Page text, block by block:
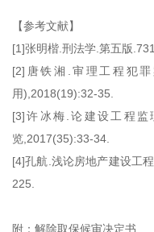
【参考文献】
[1]张明楷.刑法学.第五版
[2]唐铁湘.审理工程犯
用),2018(19):32-35.
[3]许冰梅.论建设工程监
览,2017(35):33-34.
[4]孔航.浅论房地产建设工
225.
附：解除取保候审决定书